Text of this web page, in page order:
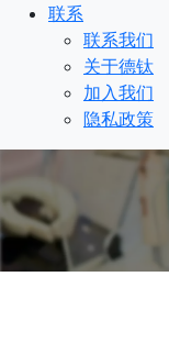
联系
联系我们
关于德钛
加入我们
隐私政策